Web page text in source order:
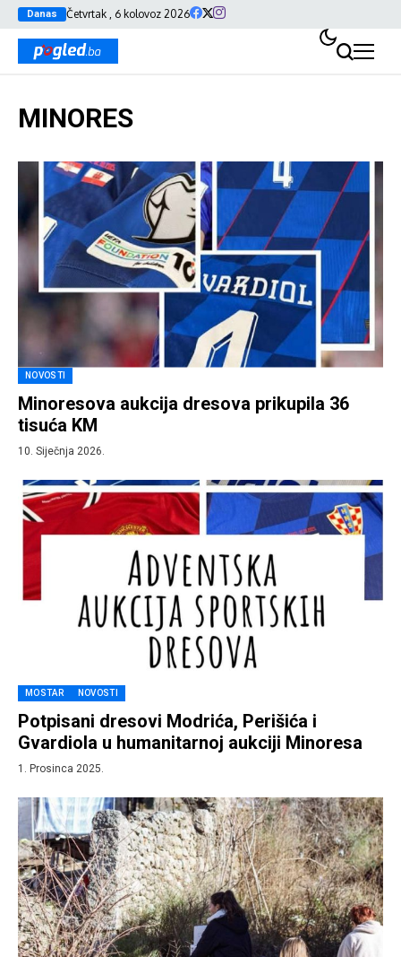
Danas Četvrtak , 6 kolovoz 2026
MINORES
NOVOSTI
Minoresova aukcija dresova prikupila 36
tisuća KM
10. Siječnja 2026.
MOSTAR NOVOSTI
Potpisani dresovi Modrića, Perišića i
Gvardiola u humanitarnoj aukciji Minoresa
1. Prosinca 2025.